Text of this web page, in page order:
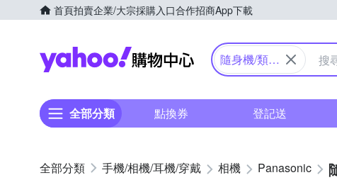
首頁拍賣企業/大宗採購入口合作招商App下載
Yahoo購物中心
隨身機/類單
全部分類 點換券 登記送
手機/相機/耳機/穿戴 相機 Panasonic